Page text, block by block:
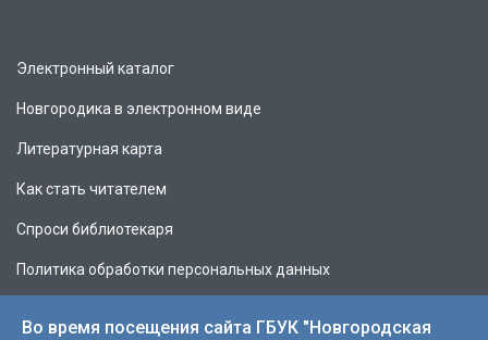
Электронный каталог
Новгородика в электронном виде
Литературная карта
Как стать читателем
Спроси библиотекаря
Политика обработки персональных данных
Во время посещения сайта ГБУК "Новгородская